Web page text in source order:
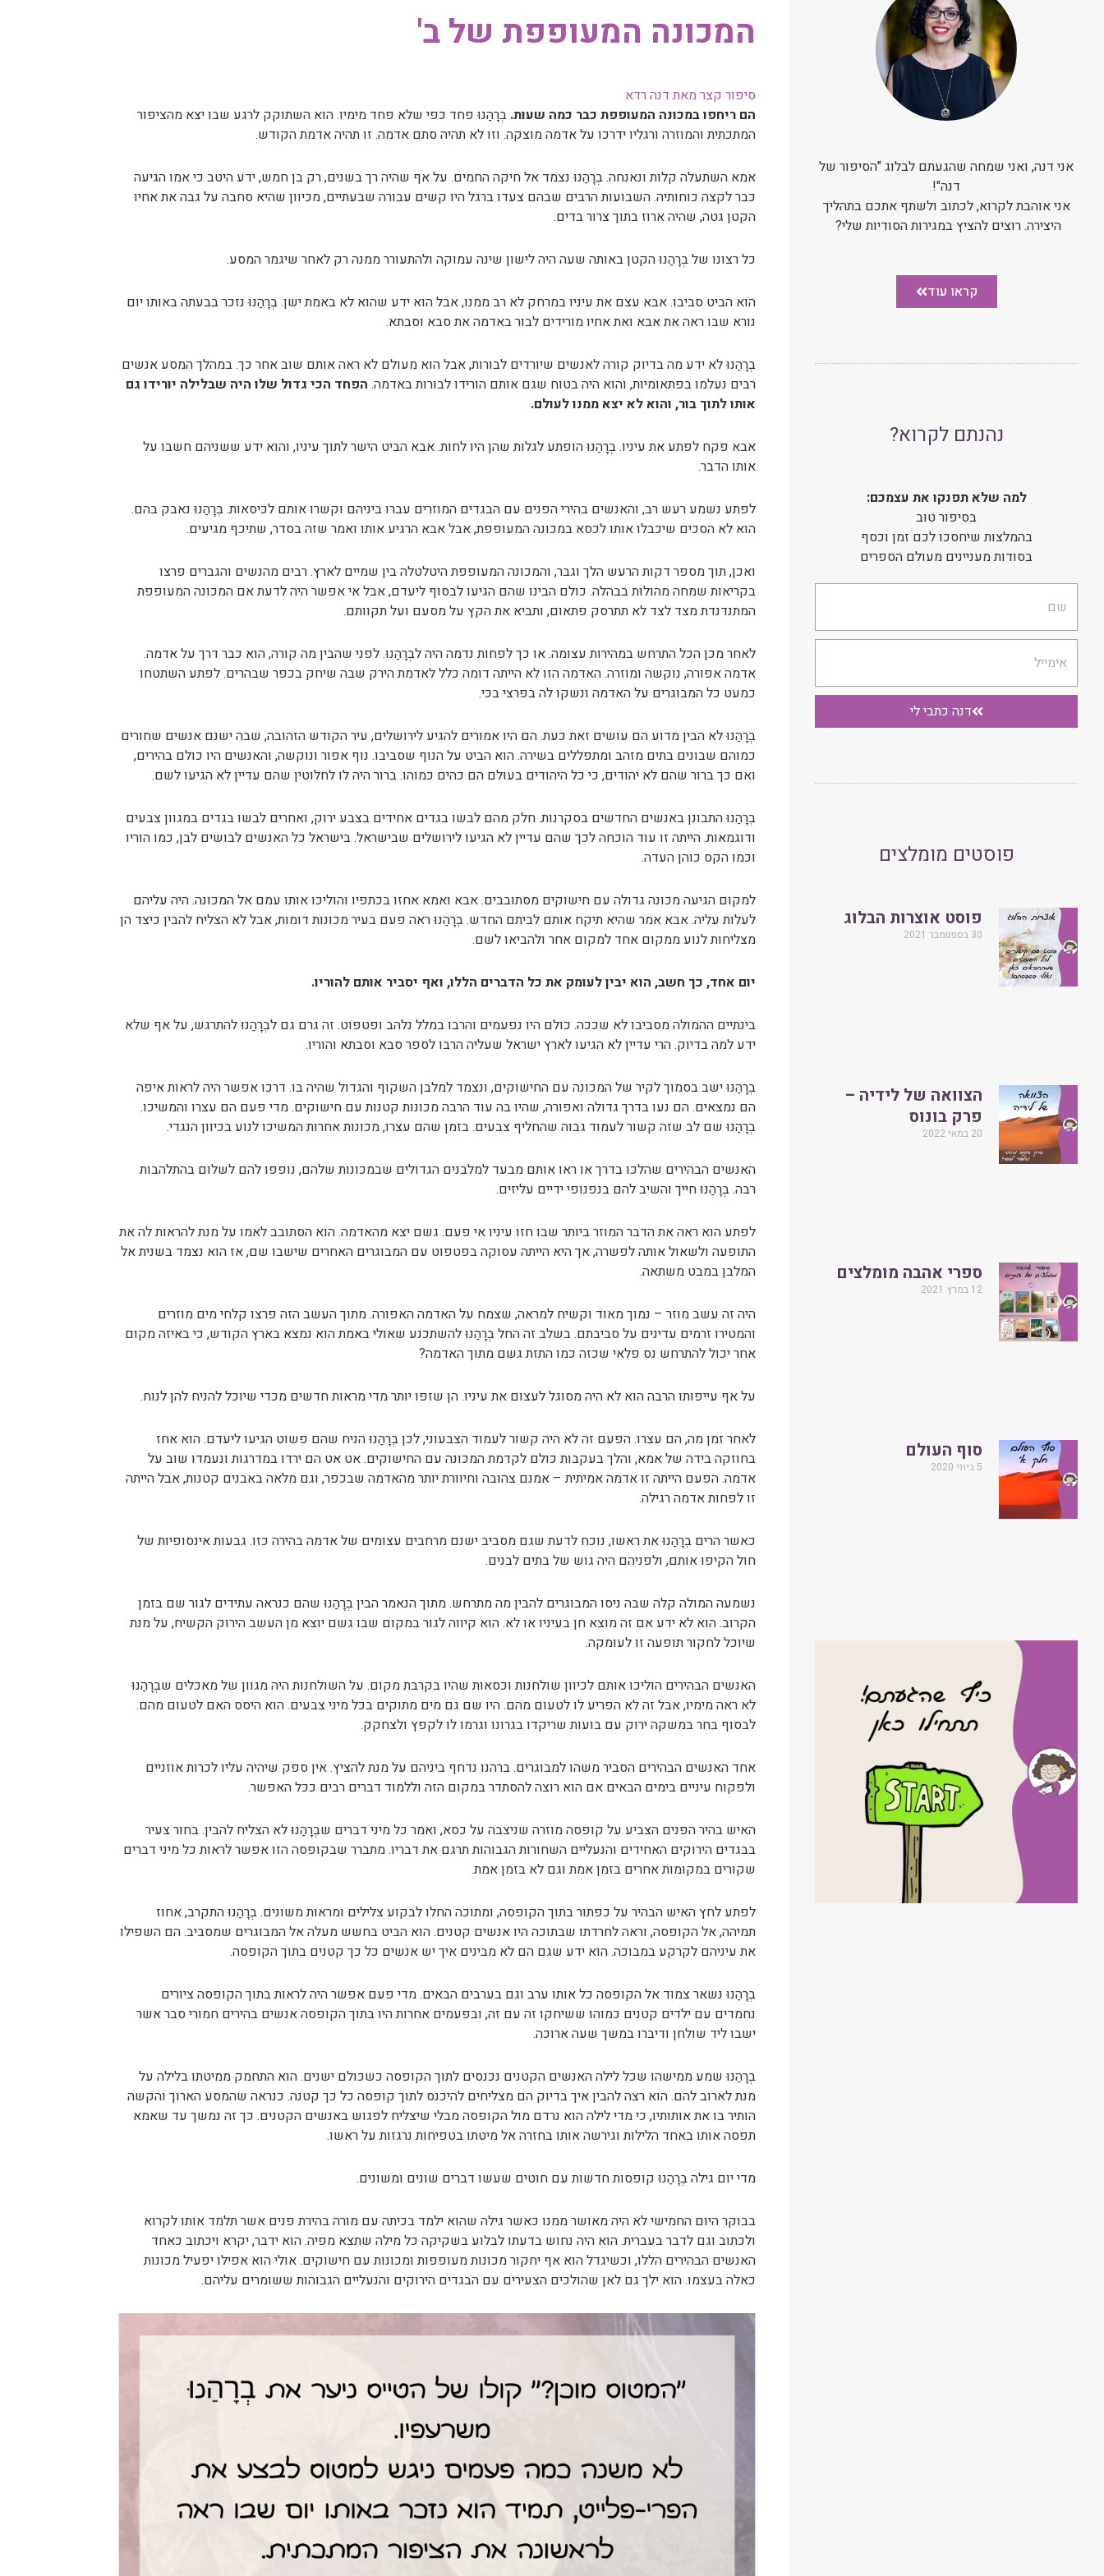
אני דנה, ואני שמחה שהגעתם לבלוג "הסיפור של
דנה"!
אני אוהבת לקרוא, לכתוב ולשתף אתכם בתהליך
היצירה. רוצים להציץ במגירות הסודיות שלי?
קראו עוד
נהנתם לקרוא?
למה שלא תפנקו את עצמכם:
בסיפור טוב
בהמלצות שיחסכו לכם זמן וכסף
בסודות מעניינים מעולם הספרים
דנה כתבי לי
פוסטים מומלצים
פוסט אוצרות הבלוג
30 בספטמבר 2021
הצוואה של לידיה –
פרק בונוס
20 במאי 2022
ספרי אהבה מומלצים
12 במרץ 2021
סוף העולם
5 ביוני 2020
המכונה המעופפת של ב'
סיפור קצר מאת דנה רדא
הם ריחפו במכונה המעופפת כבר כמה שעות. בְרָהַנוּ פחד כפי שלא פחד מימיו. הוא השתוקק לרגע שבו יצא מהציפור
המתכתית והמוזרה ורגליו ידרכו על אדמה מוצקה. וזו לא תהיה סתם אדמה. זו תהיה אדמת הקודש.
אמא השתעלה קלות ונאנחה. בְרָהַנוּ נצמד אל חיקה החמים. על אף שהיה רך בשנים, רק בן חמש, ידע היטב כי אמו הגיעה
כבר לקצה כוחותיה. השבועות הרבים שבהם צעדו ברגל היו קשים עבורה שבעתיים, מכיוון שהיא סחבה על גבה את אחיו
הקטן גטה, שהיה ארוז בתוך צרור בדים.
כל רצונו של בְרָהַנוּ הקטן באותה שעה היה לישון שינה עמוקה ולהתעורר ממנה רק לאחר שיגמר המסע.
הוא הביט סביבו. אבא עצם את עיניו במרחק לא רב ממנו, אבל הוא ידע שהוא לא באמת ישן. בְרָהַנוּ נזכר בבעתה באותו יום
נורא שבו ראה את אבא ואת אחיו מורידים לבור באדמה את סבא וסבתא.
בְרָהַנוּ לא ידע מה בדיוק קורה לאנשים שיורדים לבורות, אבל הוא מעולם לא ראה אותם שוב אחר כך. במהלך המסע אנשים
רבים נעלמו בפתאומיות, והוא היה בטוח שגם אותם הורידו לבורות באדמה. הפחד הכי גדול שלו היה שבלילה יורידו גם
אותו לתוך בור, והוא לא יצא ממנו לעולם.
אבא פקח לפתע את עיניו. בְרָהַנוּ הופתע לגלות שהן היו לחות. אבא הביט הישר לתוך עיניו, והוא ידע ששניהם חשבו על
אותו הדבר.
לפתע נשמע רעש רב, והאנשים בהירי הפנים עם הבגדים המוזרים עברו ביניהם וקשרו אותם לכיסאות. בְרָהַנוּ נאבק בהם.
הוא לא הסכים שיכבלו אותו לכסא במכונה המעופפת, אבל אבא הרגיע אותו ואמר שזה בסדר, שתיכף מגיעים.
ואכן, תוך מספר דקות הרעש הלך וגבר, והמכונה המעופפת היטלטלה בין שמיים לארץ. רבים מהנשים והגברים פרצו
בקריאות שמחה מהולות בבהלה. כולם הבינו שהם הגיעו לבסוף ליעדם, אבל אי אפשר היה לדעת אם המכונה המעופפת
המתנדנדת מצד לצד לא תתרסק פתאום, ותביא את הקץ על מסעם ועל תקוותם.
לאחר מכן הכל התרחש במהירות עצומה. או כך לפחות נדמה היה לבְרָהַנוּ. לפני שהבין מה קורה, הוא כבר דרך על אדמה.
אדמה אפורה, נוקשה ומוזרה. האדמה הזו לא הייתה דומה כלל לאדמת הירק שבה שיחק בכפר שבהרים. לפתע השתטחו
כמעט כל המבוגרים על האדמה ונשקו לה בפרצי בכי.
בְרָהַנוּ לא הבין מדוע הם עושים זאת כעת. הם היו אמורים להגיע לירושלים, עיר הקודש הזהובה, שבה ישנם אנשים שחורים
כמוהם שבונים בתים מזהב ומתפללים בשירה. הוא הביט על הנוף שסביבו. נוף אפור ונוקשה, והאנשים היו כולם בהירים,
ואם כך ברור שהם לא יהודים, כי כל היהודים בעולם הם כהים כמוהו. ברור היה לו לחלוטין שהם עדיין לא הגיעו לשם.
בְרָהַנוּ התבונן באנשים החדשים בסקרנות. חלק מהם לבשו בגדים אחידים בצבע ירוק, ואחרים לבשו בגדים במגוון צבעים
ודוגמאות. הייתה זו עוד הוכחה לכך שהם עדיין לא הגיעו לירושלים שבישראל. בישראל כל האנשים לבושים לבן, כמו הוריו
וכמו הקס כוהן העדה.
למקום הגיעה מכונה גדולה עם חישוקים מסתובבים. אבא ואמא אחזו בכתפיו והוליכו אותו עמם אל המכונה. היה עליהם
לעלות עליה. אבא אמר שהיא תיקח אותם לביתם החדש. בְרָהַנוּ ראה פעם בעיר מכונות דומות, אבל לא הצליח להבין כיצד הן
מצליחות לנוע ממקום אחד למקום אחר ולהביאו לשם.
יום אחד, כך חשב, הוא יבין לעומק את כל הדברים הללו, ואף יסביר אותם להוריו.
בינתיים ההמולה מסביבו לא שככה. כולם היו נפעמים והרבו במלל נלהב ופטפוט. זה גרם גם לבְרָהַנוּ להתרגש, על אף שלא
ידע למה בדיוק. הרי עדיין לא הגיעו לארץ ישראל שעליה הרבו לספר סבא וסבתא והוריו.
בְרָהַנוּ ישב בסמוך לקיר של המכונה עם החישוקים, ונצמד למלבן השקוף והגדול שהיה בו. דרכו אפשר היה לראות איפה
הם נמצאים. הם נעו בדרך גדולה ואפורה, שהיו בה עוד הרבה מכונות קטנות עם חישוקים. מדי פעם הם עצרו והמשיכו.
בְרָהַנוּ שם לב שזה קשור לעמוד גבוה שהחליף צבעים. בזמן שהם עצרו, מכונות אחרות המשיכו לנוע בכיוון הנגדי.
האנשים הבהירים שהלכו בדרך או ראו אותם מבעד למלבנים הגדולים שבמכונות שלהם, נופפו להם לשלום בהתלהבות
רבה. בְרָהַנוּ חייך והשיב להם בנפנופי ידיים עליזים.
לפתע הוא ראה את הדבר המוזר ביותר שבו חזו עיניו אי פעם. גשם יצא מהאדמה. הוא הסתובב לאמו על מנת להראות לה את
התופעה ולשאול אותה לפשרה, אך היא הייתה עסוקה בפטפוט עם המבוגרים האחרים שישבו שם, אז הוא נצמד בשנית אל
המלבן במבט משתאה.
היה זה עשב מוזר – נמוך מאוד וקשיח למראה, שצמח על האדמה האפורה. מתוך העשב הזה פרצו קלחי מים מוזרים
והמטירו זרמים עדינים על סביבתם. בשלב זה החל בְרָהַנוּ להשתכנע שאולי באמת הוא נמצא בארץ הקודש, כי באיזה מקום
אחר יכול להתרחש נס פלאי שכזה כמו התזת גשם מתוך האדמה?
על אף עייפותו הרבה הוא לא היה מסוגל לעצום את עיניו. הן שזפו יותר מדי מראות חדשים מכדי שיוכל להניח להן לנוח.
לאחר זמן מה, הם עצרו. הפעם זה לא היה קשור לעמוד הצבעוני, לכן בְרָהַנוּ הניח שהם פשוט הגיעו ליעדם. הוא אחז
בחוזקה בידה של אמא, והלך בעקבות כולם לקדמת המכונה עם החישוקים. אט אט הם ירדו במדרגות ונעמדו שוב על
אדמה. הפעם הייתה זו אדמה אמיתית – אמנם צהובה וחיוורת יותר מהאדמה שבכפר, וגם מלאה באבנים קטנות, אבל הייתה
זו לפחות אדמה רגילה.
כאשר הרים בְרָהַנוּ את ראשו, נוכח לדעת שגם מסביב ישנם מרחבים עצומים של אדמה בהירה כזו. גבעות אינסופיות של
חול הקיפו אותם, ולפניהם היה גוש של בתים לבנים.
נשמעה המולה קלה שבה ניסו המבוגרים להבין מה מתרחש. מתוך הנאמר הבין בְרָהַנוּ שהם כנראה עתידים לגור שם בזמן
הקרוב. הוא לא ידע אם זה מוצא חן בעיניו או לא. הוא קיווה לגור במקום שבו גשם יוצא מן העשב הירוק הקשיח, על מנת
שיוכל לחקור תופעה זו לעומקה.
האנשים הבהירים הוליכו אותם לכיוון שולחנות וכסאות שהיו בקרבת מקום. על השולחנות היה מגוון של מאכלים שבְרָהַנוּ
לא ראה מימיו, אבל זה לא הפריע לו לטעום מהם. היו שם גם מים מתוקים בכל מיני צבעים. הוא היסס האם לטעום מהם.
לבסוף בחר במשקה ירוק עם בועות שריקדו בגרונו וגרמו לו לקפץ ולצחקק.
אחד האנשים הבהירים הסביר משהו למבוגרים. ברהנו נדחף ביניהם על מנת להציץ. אין ספק שיהיה עליו לכרות אוזניים
ולפקוח עיניים בימים הבאים אם הוא רוצה להסתדר במקום הזה וללמוד דברים רבים ככל האפשר.
האיש בהיר הפנים הצביע על קופסה מוזרה שניצבה על כסא, ואמר כל מיני דברים שבְרָהַנוּ לא הצליח להבין. בחור צעיר
בבגדים הירוקים האחידים והנעליים השחורות הגבוהות תרגם את דבריו. מתברר שבקופסה הזו אפשר לראות כל מיני דברים
שקורים במקומות אחרים בזמן אמת וגם לא בזמן אמת.
לפתע לחץ האיש הבהיר על כפתור בתוך הקופסה, ומתוכה החלו לבקוע צלילים ומראות משונים. בְרָהַנוּ התקרב, אחוז
תמיהה, אל הקופסה, וראה לחרדתו שבתוכה היו אנשים קטנים. הוא הביט בחשש מעלה אל המבוגרים שמסביב. הם השפילו
את עיניהם לקרקע במבוכה. הוא ידע שגם הם לא מבינים איך יש אנשים כל כך קטנים בתוך הקופסה.
בְרָהַנוּ נשאר צמוד אל הקופסה כל אותו ערב וגם בערבים הבאים. מדי פעם אפשר היה לראות בתוך הקופסה ציורים
נחמדים עם ילדים קטנים כמוהו ששיחקו זה עם זה, ובפעמים אחרות היו בתוך הקופסה אנשים בהירים חמורי סבר אשר
ישבו ליד שולחן ודיברו במשך שעה ארוכה.
בְרָהַנוּ שמע ממישהו שכל לילה האנשים הקטנים נכנסים לתוך הקופסה כשכולם ישנים. הוא התחמק ממיטתו בלילה על
מנת לארוב להם. הוא רצה להבין איך בדיוק הם מצליחים להיכנס לתוך קופסה כל כך קטנה. כנראה שהמסע הארוך והקשה
הותיר בו את אותותיו, כי מדי לילה הוא נרדם מול הקופסה מבלי שיצליח לפגוש באנשים הקטנים. כך זה נמשך עד שאמא
תפסה אותו באחד הלילות וגירשה אותו בחזרה אל מיטתו בטפיחות נרגזות על ראשו.
מדי יום גילה בְרָהַנוּ קופסות חדשות עם חוטים שעשו דברים שונים ומשונים.
בבוקר היום החמישי לא היה מאושר ממנו כאשר גילה שהוא ילמד בכיתה עם מורה בהירת פנים אשר תלמד אותו לקרוא
ולכתוב וגם לדבר בעברית. הוא היה נחוש בדעתו לבלוע בשקיקה כל מילה שתצא מפיה. הוא ידבר, יקרא ויכתוב כאחד
האנשים הבהירים הללו, וכשיגדל הוא אף יחקור מכונות מעופפות ומכונות עם חישוקים. אולי הוא אפילו יפעיל מכונות
כאלה בעצמו. הוא ילך גם לאן שהולכים הצעירים עם הבגדים הירוקים והנעליים הגבוהות ששומרים עליהם.